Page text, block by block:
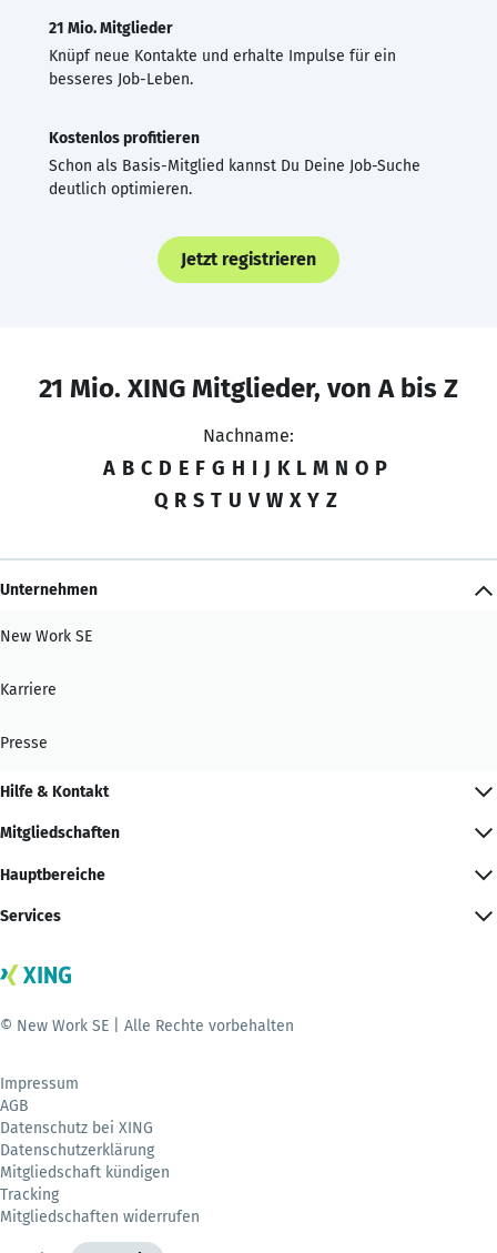
21 Mio. Mitglieder
Knüpf neue Kontakte und erhalte Impulse für ein
besseres Job-Leben.
Kostenlos profitieren
Schon als Basis-Mitglied kannst Du Deine Job-Suche
deutlich optimieren.
Jetzt registrieren
21 Mio. XING Mitglieder, von A bis Z
Nachname:
A B C D E F G H I J K L M N O P
Q R S T U V W X Y Z
Unternehmen
New Work SE
Karriere
Presse
Hilfe & Kontakt
Mitgliedschaften
Hauptbereiche
Services
© New Work SE | Alle Rechte vorbehalten
Impressum
AGB
Datenschutz bei XING
Datenschutzerklärung
Mitgliedschaft kündigen
Tracking
Mitgliedschaften widerrufen